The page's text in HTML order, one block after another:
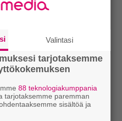
Valintasi
tarjotaksemme
88 teknologiakumppania
tarjotaksemme paremman
sisältöä ja